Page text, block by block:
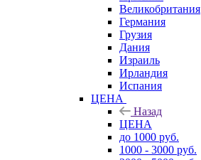
Великобритания
Германия
Грузия
Дания
Израиль
Ирландия
Испания
ЦЕНА
Назад
ЦЕНА
до 1000 руб.
1000 - 3000 руб.